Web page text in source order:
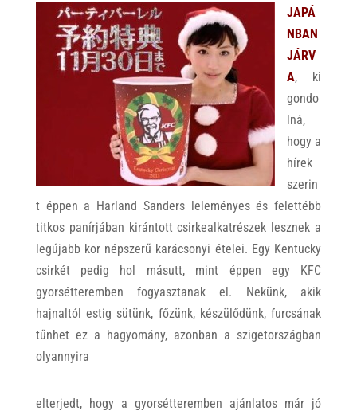
JAPÁ
NBAN
JÁRV
A, ki
gondo
lná,
hogy a
hírek
szerin
t éppen a Harland Sanders leleményes és felettébb
titkos panírjában kirántott csirkealkatrészek lesznek a
legújabb kor népszerű karácsonyi ételei. Egy Kentucky
csirkét pedig hol másutt, mint éppen egy KFC
gyorsétteremben fogyasztanak el. Nekünk, akik
hajnaltól estig sütünk, főzünk, készülődünk, furcsának
tűnhet ez a hagyomány, azonban a szigetországban
olyannyira
elterjedt, hogy a gyorsétteremben ajánlatos már jó